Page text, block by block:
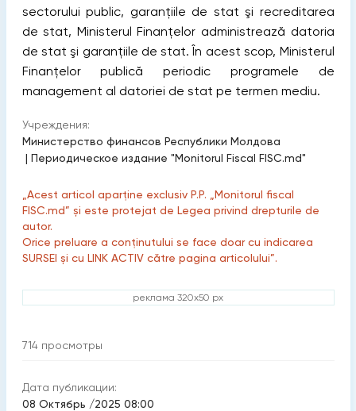
sectorului public, garanţiile de stat şi recreditarea
de stat, Ministerul Finanţelor administrează datoria
de stat şi garanţiile de stat. În acest scop, Ministerul
Finanțelor publică periodic programele de
management al datoriei de stat pe termen mediu.
Учреждения:
Министерство финансов Республики Молдова
| Периодическое издание "Monitorul Fiscal FISC.md"
„Acest articol aparține exclusiv P.P. „Monitorul fiscal
FISC.md” și este protejat de Legea privind drepturile de
autor.
Orice preluare a conținutului se face doar cu indicarea
SURSEI și cu LINK ACTIV către pagina articolului”.
реклама 320x50 px
714 просмотры
Дата публикации:
08 Октябрь /2025 08:00